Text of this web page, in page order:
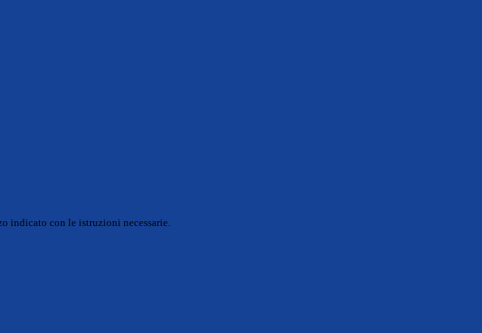
indicato con le istruzioni necessarie.